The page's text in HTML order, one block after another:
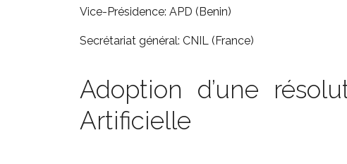
Vice-Présidence: APD (Benin)
Secrétariat général: CNIL (France)
Adoption d’une
Artificielle